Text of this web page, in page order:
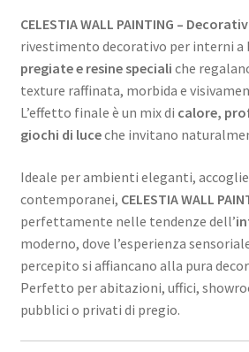
CELESTIA WALL PAINTING –
rivestimento decorativo per interni a
pregiate e resine speciali che
texture raffinata, morbida e
L’effetto finale è un mix di calore,
giochi di luceche invitano
Ideale per ambienti eleganti,
contemporanei, CELESTIA WALL
perfettamente nelle tendenze dell’
moderno, dove l’esperienza
percepito si affiancano alla pura
Perfetto per abitazioni, uffici,
pubblici o privati di pregio.